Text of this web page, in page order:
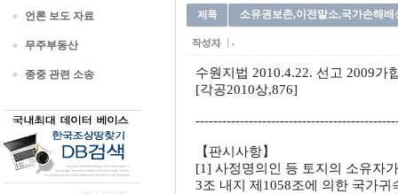
언론 보도 자료
무주부동산
종중 관련 소송
소유권보존,이전말소,국가손해배
.
수원지법 2010.4.22. 선고 2009가
[각공2010상,876]
【판시사항】
[1] 사정명의인 등 토지의 소유자
3조 내지 제1058조에 의한 국가